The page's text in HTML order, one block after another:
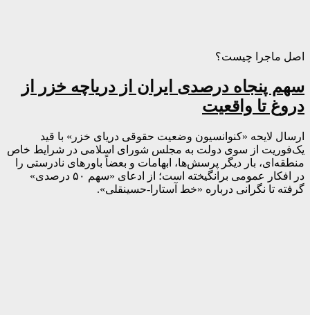
اصل ماجرا چیست؟
سهم پنجاه درصدی ایران از دریاچه خزر از
دروغ تا واقعیت
ارسال لایحه «کنوانسیون وضعیت حقوقی دریای خزر» با قید
یک‌فوریت از سوی دولت به مجلس شورای اسلامی در شرایط خاص
منطقه‌ای، بار دیگر پرسش‌ها، ابهامات و بعضاً باورهای نادرستی را
در افکار عمومی برانگیخته است؛ از ادعای «سهم ۵۰ درصدی»
گرفته تا نگرانی درباره «خط آستارا-حسینقلی».